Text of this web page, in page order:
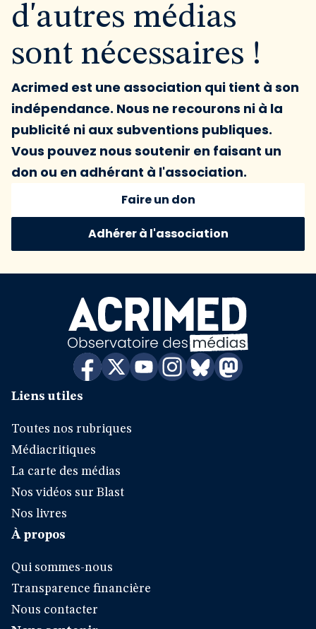
d'autres médias
sont nécessaires !
Acrimed est une association qui tient à son
indépendance. Nous ne recourons ni à la
publicité ni aux subventions publiques.
Vous pouvez nous soutenir en faisant un
don ou en adhérant à l'association.
Faire un don
Adhérer à l'association
Liens utiles
Toutes nos rubriques
Médiacritiques
La carte des médias
Nos vidéos sur Blast
Nos livres
À propos
Qui sommes-nous
Transparence financière
Nous contacter